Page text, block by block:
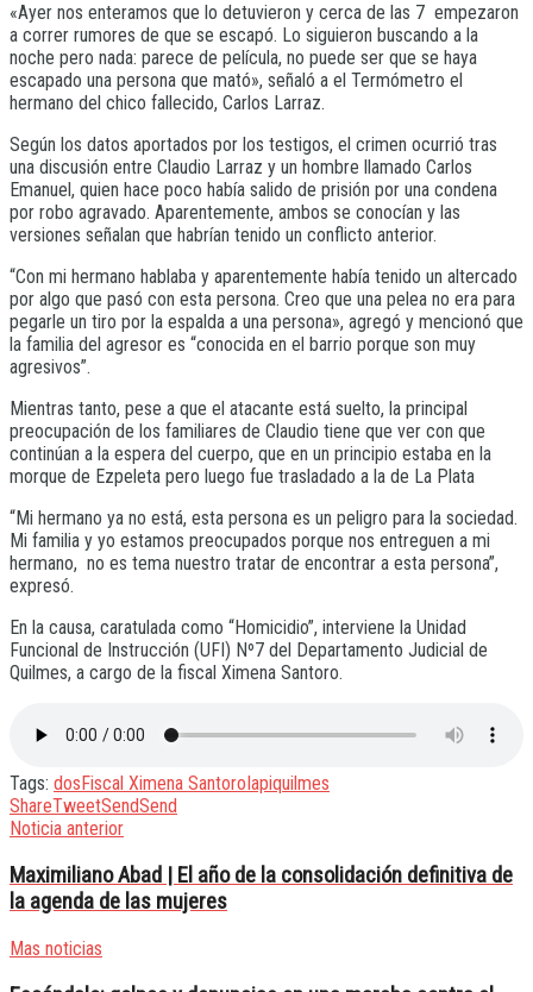
«Ayer nos enteramos que lo detuvieron y cerca de las 7 empezaron
a correr rumores de que se escapó. Lo siguieron buscando a la
noche pero nada: parece de película, no puede ser que se haya
escapado una persona que mató», señaló a el Termómetro el
hermano del chico fallecido, Carlos Larraz.
Según los datos aportados por los testigos, el crimen ocurrió tras
una discusión entre Claudio Larraz y un hombre llamado Carlos
Emanuel, quien hace poco había salido de prisión por una condena
por robo agravado. Aparentemente, ambos se conocían y las
versiones señalan que habrían tenido un conflicto anterior.
“Con mi hermano hablaba y aparentemente había tenido un altercado
por algo que pasó con esta persona. Creo que una pelea no era para
pegarle un tiro por la espalda a una persona», agregó y mencionó que
la familia del agresor es “conocida en el barrio porque son muy
agresivos”.
Mientras tanto, pese a que el atacante está suelto, la principal
preocupación de los familiares de Claudio tiene que ver con que
continúan a la espera del cuerpo, que en un principio estaba en la
morque de Ezpeleta pero luego fue trasladado a la de La Plata
“Mi hermano ya no está, esta persona es un peligro para la sociedad.
Mi familia y yo estamos preocupados porque nos entreguen a mi
hermano, no es tema nuestro tratar de encontrar a esta persona”,
expresó.
En la causa, caratulada como “Homicidio”, interviene la Unidad
Funcional de Instrucción (UFI) Nº7 del Departamento Judicial de
Quilmes, a cargo de la fiscal Ximena Santoro.
Tags: dos Fiscal Ximena Santoro Iapiquilmes
ShareTweetSendSend
Noticia anterior
Maximiliano Abad | El año de la consolidación definitiva de
la agenda de las mujeres
Mas noticias